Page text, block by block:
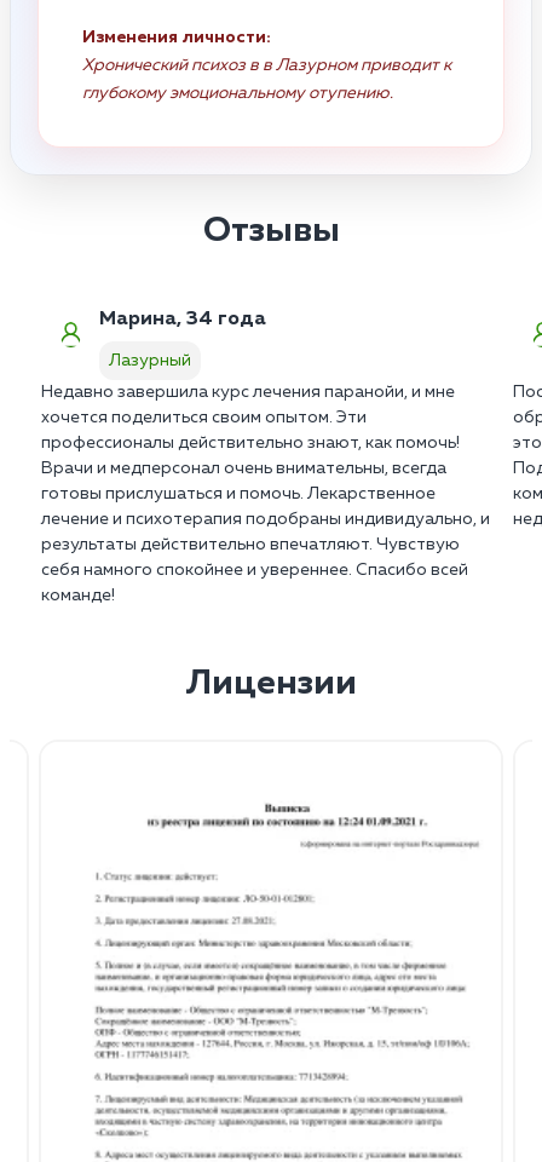
Изменения личности:
Хронический психоз в в Лазурном приводит к
глубокому эмоциональному отупению.
Отзывы
Марина, 34 года
Лазурный
Недавно завершила курс лечения паранойи, и мне
хочется поделиться своим опытом. Эти
профессионалы действительно знают, как помочь!
Врачи и медперсонал очень внимательны, всегда
готовы прислушаться и помочь. Лекарственное
лечение и психотерапия подобраны индивидуально, и
результаты действительно впечатляют. Чувствую
себя намного спокойнее и увереннее. Спасибо всей
команде!
Лицензии